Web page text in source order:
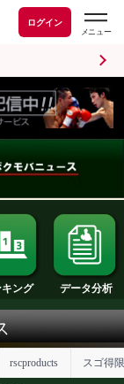
ログイン
ランキング